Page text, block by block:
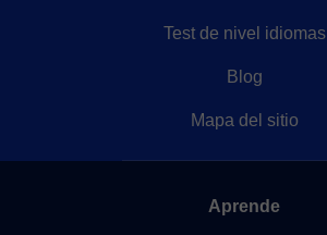
Test de nivel idiomas
Blog
Mapa del sitio
Aprende